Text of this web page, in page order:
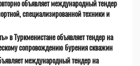
объявляет международный тендер
специализированной техники и
в Туркменистане объявляет тендер на
сопровождению бурения скважин
международный тендер на